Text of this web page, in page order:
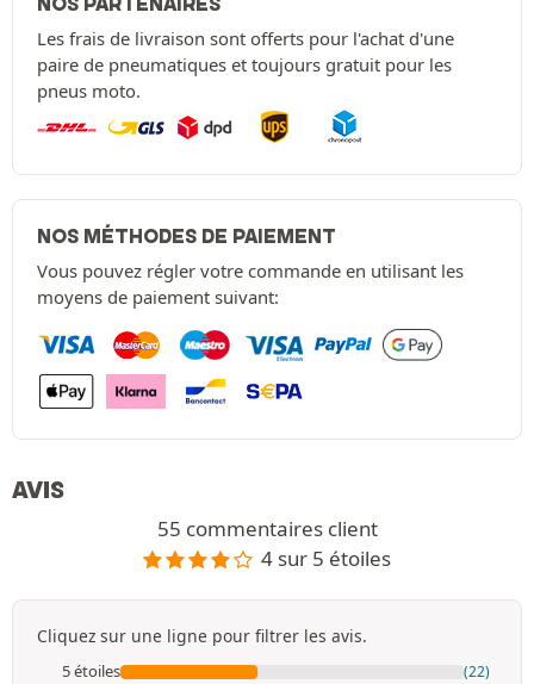
Les frais de livraison sont offerts pour l'achat d'une
paire de pneumatiques et toujours gratuit pour les
pneus moto.
NOS MÉTHODES DE PAIEMENT
Vous pouvez régler votre commande en utilisant les
moyens de paiement suivant:
AVIS
55 commentaires client
4 sur 5 étoiles
Cliquez sur une ligne pour filtrer les avis.
5 étoiles (22)